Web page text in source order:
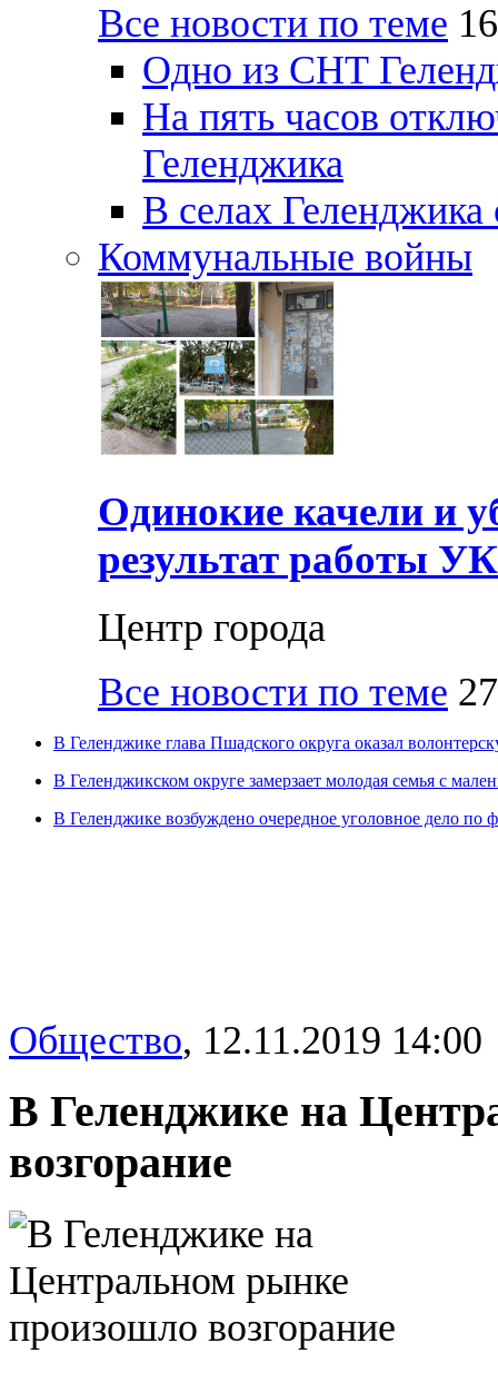
Все новости по теме
Одно из СНТ
На пять часов
Геленджика
В селах Геленджика
Коммунальные войны
Одинокие качели и
результат работы
Центр города
Все новости по теме
В Геленджике глава Пшадского округа оказал
В Геленджикском округе замерзает молодая семья с
В Геленджике возбуждено очередное уголовное дело по
Общество, 12.11.2019 14:00
В Геленджике на
возгорание